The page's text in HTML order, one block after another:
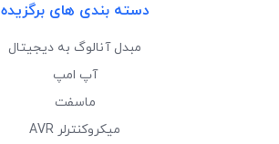
دسته بندی های برگزیده
مبدل آنالوگ به دیجیتال
آپ امپ
ماسفت
میکروکنترلر AVR